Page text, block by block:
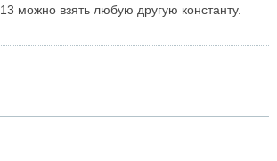
можно взять любую другую константу.